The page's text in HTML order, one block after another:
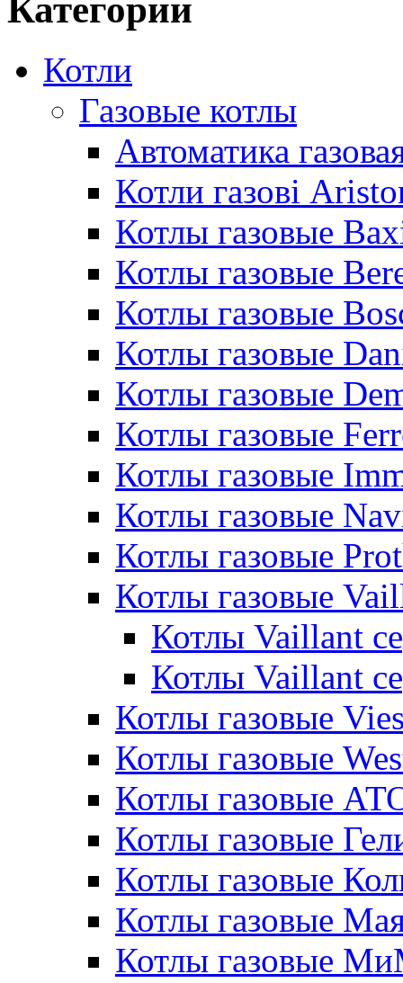
Категории
Котли
Газовые котлы
Автоматика
Котли газові
Котлы газовые
Котлы газовые
Котлы газовые
Котлы газовые
Котлы газовые
Котлы газовые
Котлы газовые
Котлы газовые
Котлы газовые
Котлы газовые
Котлы Vaillant
Котлы Vaillant
Котлы газовые
Котлы газовые
Котлы газовые
Котлы газовые
Котлы газовые
Котлы газовые
Котлы газовые